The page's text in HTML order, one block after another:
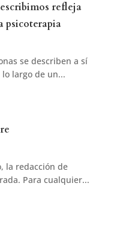
refleja
psicoterapia
se describen a sí
largo de un...
la redacción de
Para cualquier...